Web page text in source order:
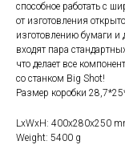
способное работать с
от изготовления
изготовлению бумаги
входят пара
что делает все
со станком Big Shot!
Размер коробки
LxWxH: 400x280x250
Weight: 5400 g